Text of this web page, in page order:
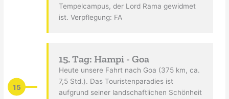
Tempelcampus, der Lord Rama gewidmet
ist. Verpflegung: FA
15
15. Tag: Hampi - Goa
Heute unsere Fahrt nach Goa (375 km, ca.
7,5 Std.). Das Touristenparadies ist
aufgrund seiner landschaftlichen Schönheit